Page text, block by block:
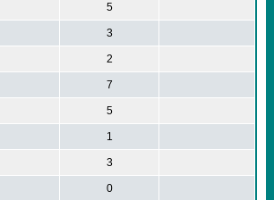
5
3
2
7
5
1
3
0